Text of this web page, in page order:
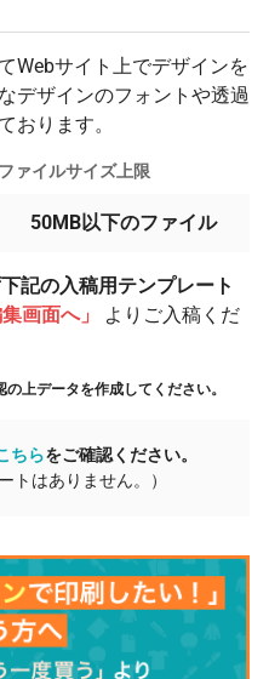
Webサイト上でデザインを
デザインのフォントや透過
おります。
ファイルサイズ上限
50MB以下のファイル
記の入稿用テンプレート
画面へ」
よりご入稿くだ
上データを作成してください。
ちらをご確認ください。
トはありません。）